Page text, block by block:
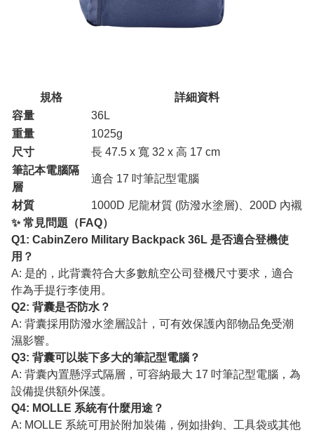
規格
詳細資料
容量
36L
重量
1025g
尺寸
長 47.5 x 寬 32 x 高 17 cm
筆記本電腦隔
層
適合 17 吋筆記型電腦
材質
1000D 尼龍材質 (防潑水塗層)、200D 內襯
✨ 常見問題（FAQ）
Q1: CabinZero Military Backpack 36L 是否適合登機使
用？
A: 是的，此背囊符合大多數航空公司登機尺寸要求，適合
作為手提行李使用。
Q2: 背囊是否防水？
A: 背囊採用防潑水塗層設計，可有效保護內部物品免受潮
濕影響。
Q3: 背囊可以裝下多大的筆記型電腦？
A: 背囊內置懸浮式隔層，可容納最大 17 吋筆記型電腦，為
設備提供額外保護。
Q4: MOLLE 系統有什麼用途？
A: MOLLE 系統可用於附加裝備，例如掛鉤、工具袋或其他